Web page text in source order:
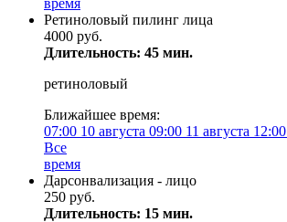
время
Ретиноловый пилинг лица
4000 руб.
Длительность: 45 мин.
ретиноловый
Ближайшее время:
07:00 10 августа 09:00 11 августа 12:00
Все
время
Дарсонвализация - лицо
250 руб.
Длительность: 15 мин.